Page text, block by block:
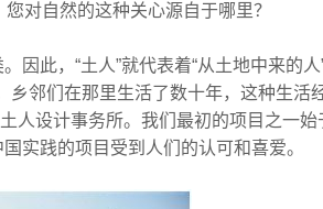
对自然的这种关心源自于哪里？
此，“土人”就代表着“从土地中来的人
乡邻们在那里生活了数十年，这种生活
人设计事务所。我们最初的项目之一始
实践的项目受到人们的认可和喜爱。